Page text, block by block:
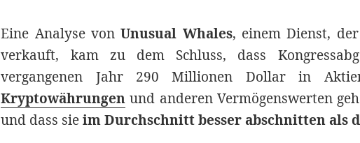
Eine Analyse vonUnusual Whales, einem Dienst,
verkauft, kam zu dem Schluss, dass
vergangenen Jahr 290 Millionen Dollar in
Kryptowährungen und anderen Vermögenswerten
und dass sieim Durchschnitt besser abschnitten als